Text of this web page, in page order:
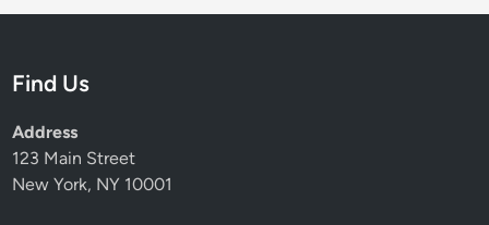
Find Us
Address
123 Main Street
New York, NY 10001